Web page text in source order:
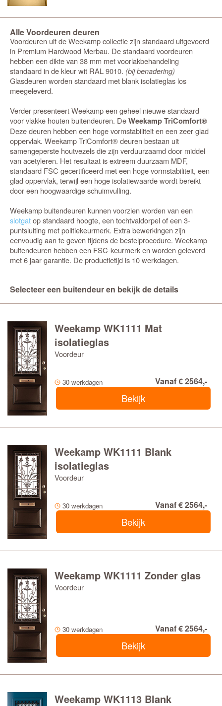
Alle Voordeuren deuren
Voordeuren uit de Weekamp collectie zijn standaard uitgevoerd
in Premium Hardwood Merbau. De standaard voordeuren
hebben een dikte van 38 mm met voorlakbehandeling
standaard in de kleur wit RAL 9010. (bij benadering)
Glasdeuren worden standaard met blank isolatieglas los
meegeleverd.
Verder presenteert Weekamp een geheel nieuwe standaard
voor vlakke houten buitendeuren. DeWeekamp TriComfort®
Deze deuren hebben een hoge vormstabiliteit en een zeer glad
oppervlak. Weekamp TriComfort® deuren bestaan uit
samengeperste houtvezels die zijn verduurzaamd door middel
van acetyleren. Het resultaat is extreem duurzaam MDF,
standaard FSC gecertificeerd met een hoge vormstabiliteit, een
glad oppervlak, terwijl een hoge isolatiewaarde wordt bereikt
door een hoogwaardige schuimvulling.
Weekamp buitendeuren kunnen voorzien worden van een
slotgatop standaard hoogte, een tochtvaldorpel of een 3-
puntsluiting met politiekeurmerk. Extra bewerkingen zijn
eenvoudig aan te geven tijdens de bestelprocedure. Weekamp
buitendeuren hebben een FSC-keurmerk en worden geleverd
met 6 jaar garantie. De productietijd is 10 werkdagen.
Selecteer een buitendeur en bekijk de details
Weekamp WK1111 Mat
isolatieglas
Voordeur
30 werkdagen Vanaf € 2564,-
Bekijk
Weekamp WK1111 Blank
isolatieglas
Voordeur
30 werkdagen Vanaf € 2564,-
Bekijk
Weekamp WK1111 Zonder glas
Voordeur
30 werkdagen Vanaf € 2564,-
Bekijk
Weekamp WK1113 Blank